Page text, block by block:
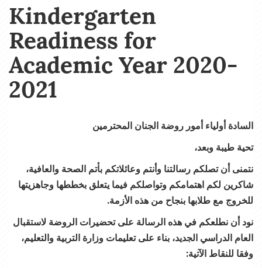
Kindergarten
Readiness for
Academic Year 2020-
2021
السادة أولياء أمور روضة الجنان المحترمين
تحية طيبة وبعد،
نتمنى أن تصلكم رسالتنا وأنتم وعائلاتكم بأتم الصحة والعافية،
شاكرين لكم اهتمامكم وتواصلكم فيما يتعلق بخططها وجاهزيتها
للخروج مع طلابها بنجاح من هذه الأزمة.
نود أن نطلعكم في هذه الرسالة على تحضيرات الروضة لاستقبال
العام الدراسي الجديد، بناء على تعليمات وزارة التربية والتعليم،
وفقا للنقاط الآتية: